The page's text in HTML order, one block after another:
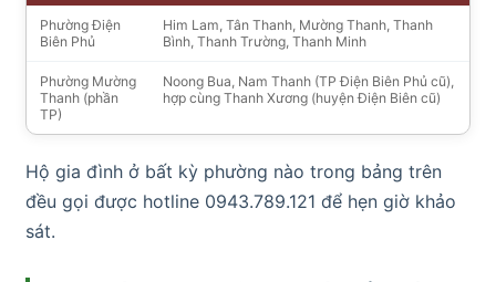
Phường Điện
Biên Phủ
Him Lam, Tân Thanh, Mường Thanh, Thanh
Bình, Thanh Trường, Thanh Minh
Phường Mường
Thanh (phần
TP)
Noong Bua, Nam Thanh (TP Điện Biên Phủ cũ),
hợp cùng Thanh Xương (huyện Điện Biên cũ)
Hộ gia đình ở bất kỳ phường nào trong bảng trên
đều gọi được hotline 0943.789.121 để hẹn giờ khảo
sát.